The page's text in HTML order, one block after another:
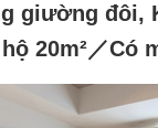
giường đôi,
20m²／Có